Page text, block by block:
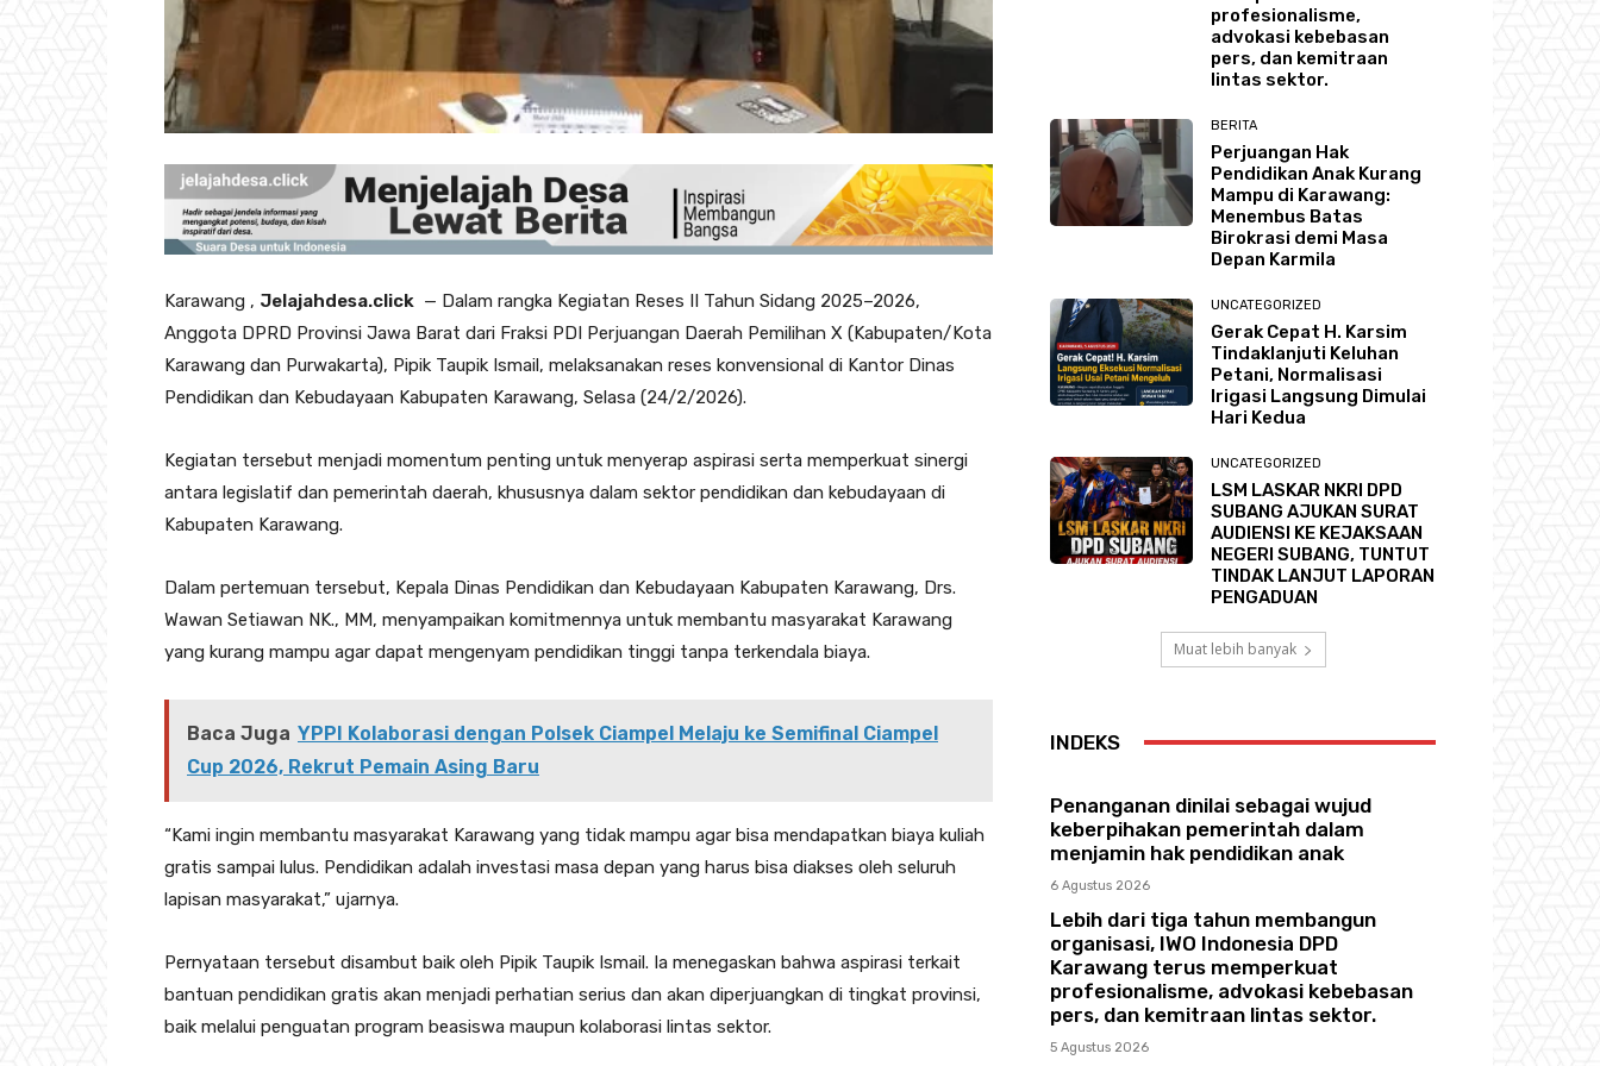
‎Karawang , Jelajahdesa.click — Dalam rangka Kegiatan Reses II Tahun Sidang 2025–2026,
Anggota DPRD Provinsi Jawa Barat dari Fraksi PDI Perjuangan Daerah Pemilihan X (Kabupaten/Kota
Karawang dan Purwakarta), Pipik Taupik Ismail, melaksanakan reses konvensional di Kantor Dinas
Pendidikan dan Kebudayaan Kabupaten Karawang, Selasa (24/2/2026).
‎Kegiatan tersebut menjadi momentum penting untuk menyerap aspirasi serta memperkuat sinergi
antara legislatif dan pemerintah daerah, khususnya dalam sektor pendidikan dan kebudayaan di
Kabupaten Karawang.
‎‎Dalam pertemuan tersebut, Kepala Dinas Pendidikan dan Kebudayaan Kabupaten Karawang, Drs.
Wawan Setiawan NK., MM, menyampaikan komitmennya untuk membantu masyarakat Karawang
yang kurang mampu agar dapat mengenyam pendidikan tinggi tanpa terkendala biaya.
Baca Juga YPPI Kolaborasi dengan Polsek Ciampel Melaju ke Semifinal Ciampel
Cup 2026, Rekrut Pemain Asing Baru
‎‎“Kami ingin membantu masyarakat Karawang yang tidak mampu agar bisa mendapatkan biaya kuliah
gratis sampai lulus. Pendidikan adalah investasi masa depan yang harus bisa diakses oleh seluruh
lapisan masyarakat,” ujarnya.
‎‎Pernyataan tersebut disambut baik oleh Pipik Taupik Ismail. Ia menegaskan bahwa aspirasi terkait
bantuan pendidikan gratis akan menjadi perhatian serius dan akan diperjuangkan di tingkat provinsi,
baik melalui penguatan program beasiswa maupun kolaborasi lintas sektor.
profesionalisme,
advokasi kebebasan
pers, dan kemitraan
lintas sektor.
BERITA
Perjuangan Hak
Pendidikan Anak Kurang
Mampu di Karawang:
Menembus Batas
Birokrasi demi Masa
Depan Karmila
UNCATEGORIZED
Gerak Cepat H. Karsim
Tindaklanjuti Keluhan
Petani, Normalisasi
Irigasi Langsung Dimulai
Hari Kedua
UNCATEGORIZED
LSM LASKAR NKRI DPD
SUBANG AJUKAN SURAT
AUDIENSI KE KEJAKSAAN
NEGERI SUBANG, TUNTUT
TINDAK LANJUT LAPORAN
PENGADUAN
Muat lebih banyak
INDEKS
Penanganan dinilai sebagai wujud
keberpihakan pemerintah dalam
menjamin hak pendidikan anak
6 Agustus 2026
Lebih dari tiga tahun membangun
organisasi, IWO Indonesia DPD
Karawang terus memperkuat
profesionalisme, advokasi kebebasan
pers, dan kemitraan lintas sektor.
5 Agustus 2026